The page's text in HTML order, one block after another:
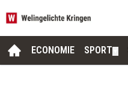
ECONOMIE SPORT